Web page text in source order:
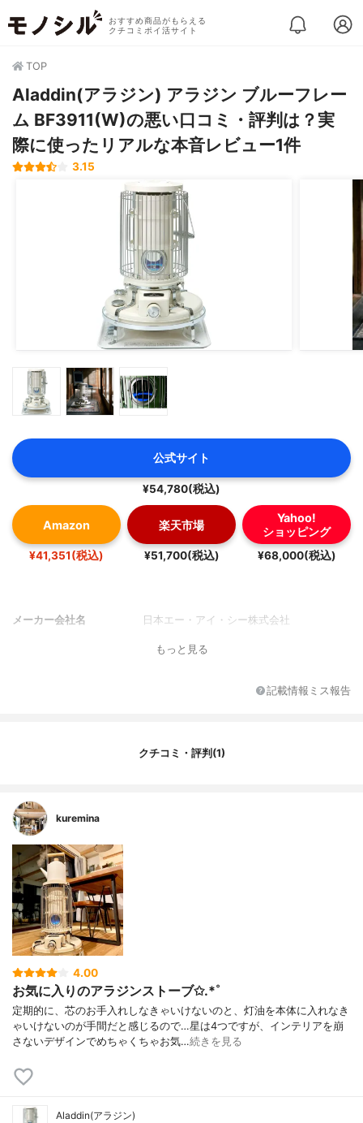
おすすめ商品がもらえる
クチコミポイ活サイト
TOP
Aladdin(アラジン) アラジン ブルーフレー
ム BF3911(W)の悪い口コミ・評判は？実
際に使ったリアルな本音レビュー1件
3.15
公式サイト
¥54,780(税込)
Amazon
¥41,351(税込)
楽天市場
¥51,700(税込)
Yahoo!
ショッピング
¥68,000(税込)
メーカー会社名 日本エー・アイ・シー株式会社
もっと見る
記載情報ミス報告
クチコミ・評判(1)
kuremina
4.00
お気に入りのアラジンストーブ✩.*˚
定期的に、芯のお手入れしなきゃいけないのと、灯油を本体に入れなき
ゃいけないのが手間だと感じるので…星は4つですが、インテリアを崩
さないデザインでめちゃくちゃお気…続きを見る
Aladdin(アラジン)